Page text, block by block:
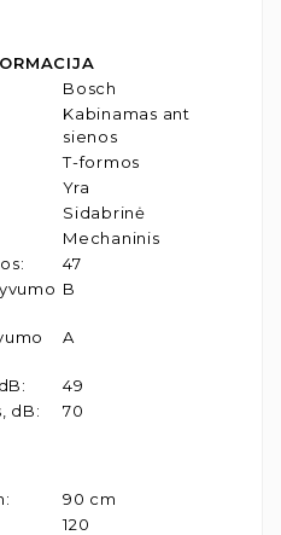
Bosch
Kabinamas ant
sienos
T-formos
Yra
Sidabrinė
Mechaninis
:
47
B
A
:
49
dB: 70
:
90 cm
120